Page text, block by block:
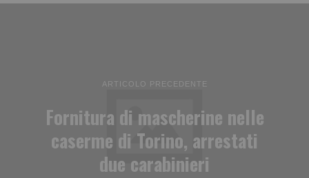
ARTICOLO PRECEDENTE
Fornitura di mascherine nelle
caserme di Torino, arrestati
due carabinieri